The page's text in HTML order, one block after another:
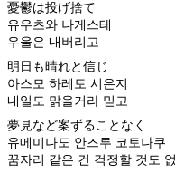
憂鬱は投げ捨て
유우츠와 나게스테
우울은 내버리고
明日も晴れと信じ
아스모 하레토 시은지
내일도 맑을거라 믿고
夢見など案ずることなく
유메미나도 안즈루 코토나쿠
꿈자리 같은 건 걱정할 것도 없